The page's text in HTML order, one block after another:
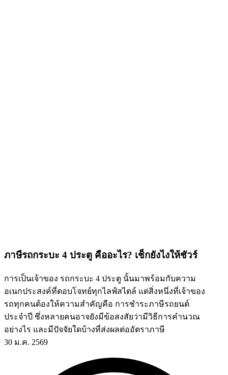
ภาษีรถกระบะ 4 ประตู คืออะไร? เช็กยังไงให้ชัวร์
การเป็นเจ้าของ รถกระบะ 4 ประตู นั้นมาพร้อมกับความ
อเนกประสงค์ที่ตอบโจทย์ทุกไลฟ์สไตล์ แต่สิ่งหนึ่งที่เจ้าของ
รถทุกคนต้องให้ความสำคัญคือ การชำระภาษีรถยนต์
ประจำปี ซึ่งหลายคนอาจยังมีข้อสงสัยว่ามีวิธีการคำนวณ
อย่างไร และมีปัจจัยใดบ้างที่ส่งผลต่ออัตราภาษี
30 ม.ค. 2569